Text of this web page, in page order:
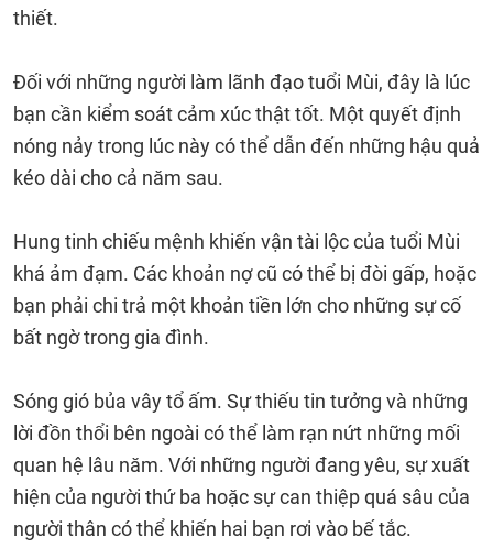
thiết.
Đối với những người làm lãnh đạo tuổi Mùi, đây là lúc
bạn cần kiểm soát cảm xúc thật tốt. Một quyết định
nóng nảy trong lúc này có thể dẫn đến những hậu quả
kéo dài cho cả năm sau.
Hung tinh chiếu mệnh khiến vận tài lộc của tuổi Mùi
khá ảm đạm. Các khoản nợ cũ có thể bị đòi gấp, hoặc
bạn phải chi trả một khoản tiền lớn cho những sự cố
bất ngờ trong gia đình.
Sóng gió bủa vây tổ ấm. Sự thiếu tin tưởng và những
lời đồn thổi bên ngoài có thể làm rạn nứt những mối
quan hệ lâu năm. Với những người đang yêu, sự xuất
hiện của người thứ ba hoặc sự can thiệp quá sâu của
người thân có thể khiến hai bạn rơi vào bế tắc.